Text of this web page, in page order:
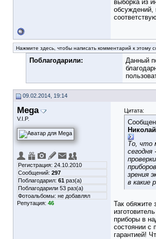
выборка из
обсуждений,
Нажмите здесь, чтобы написать комментарий к этому
Поблагодарили:
Данный
09.02.2014, 19:14
Mega
V.I.P.
Регистрация: 24.10.2010
Сообщений: 297
Поблагодарил: 61 раз(а)
Поблагодарили 53 раз(а)
Фотоальбомы: не добавлял
Репутация: 46
Цитата:
То, что
сегодня
зрения
в какие
Так обяжите
приборы в
состоянии с
гарантией!